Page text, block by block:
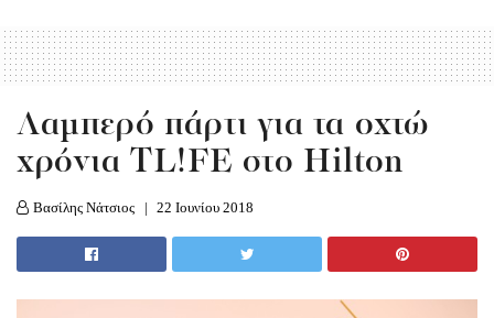
Λαμπερό πάρτι για τα οχτώ
χρόνια TL!FE στο Hilton
Βασίλης Νάτσιος 22 Ιουνίου 2018